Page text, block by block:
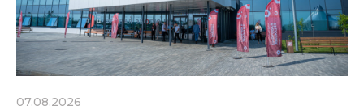
07.08.2026